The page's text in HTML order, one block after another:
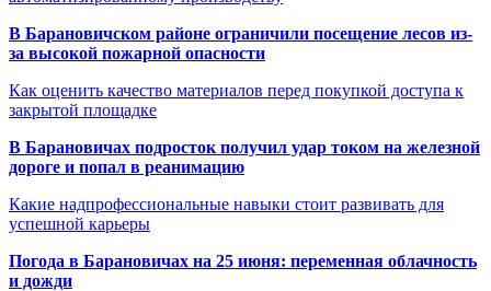
В Барановичском районе ограничили посещение лесов из-
за высокой пожарной опасности
Как оценить качество материалов перед покупкой доступа к
закрытой площадке
В Барановичах подросток получил удар током на железной
дороге и попал в реанимацию
Какие надпрофессиональные навыки стоит развивать для
успешной карьеры
Погода в Барановичах на 25 июня: переменная облачность
и дожди